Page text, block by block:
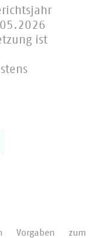
ist
Vorgaben zum